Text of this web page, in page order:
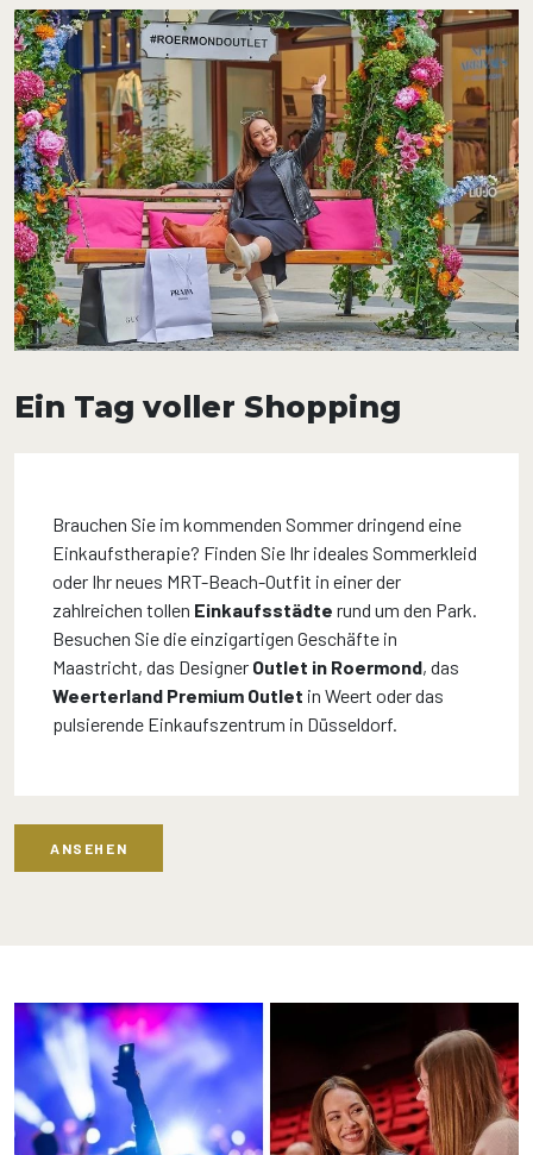
Ein Tag voller Shopping
Brauchen Sie im kommenden Sommer dringend eine
Einkaufstherapie? Finden Sie Ihr ideales Sommerkleid
oder Ihr neues MRT-Beach-Outfit in einer der
zahlreichen tollen Einkaufsstädte rund um den Park.
Besuchen Sie die einzigartigen Geschäfte in
Maastricht, das Designer Outlet in Roermond, das
Weerterland Premium Outlet in Weert oder das
pulsierende Einkaufszentrum in Düsseldorf.
ANSEHEN